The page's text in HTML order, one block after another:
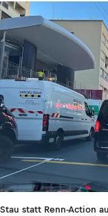
Stau statt Renn-Action